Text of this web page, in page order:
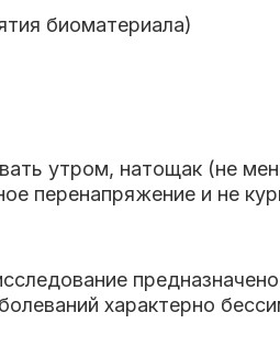
биоматериала)
утром, натощак (не
перенапряжение и не
характерно